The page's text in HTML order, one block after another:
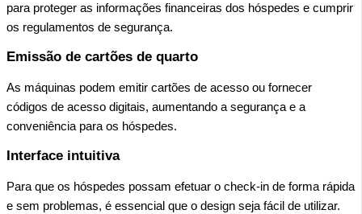
para proteger as informações financeiras dos hóspedes e cumprir
os regulamentos de segurança.
Emissão de cartões de quarto
As máquinas podem emitir cartões de acesso ou fornecer
códigos de acesso digitais, aumentando a segurança e a
conveniência para os hóspedes.
Interface intuitiva
Para que os hóspedes possam efetuar o check-in de forma rápida
e sem problemas, é essencial que o design seja fácil de utilizar.